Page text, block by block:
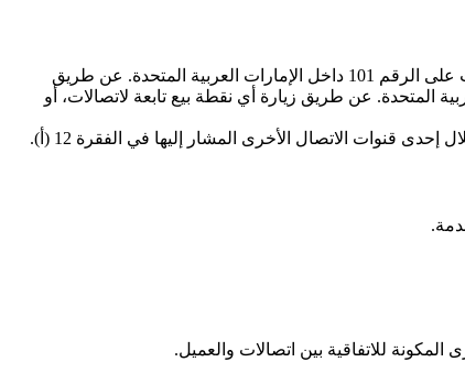
يجوز للعميل الاتصال بشركة اتصالات لمناقشة الخدمة، أو أي منتج أو خدمة أخرى تقدمها اتصالات، عن طريق الاتصال بمركز اتصال اتصالات على الرقم 101 داخل الإمارات العربية المتحدة. عن طريق
من خارج الإمارات العربية المتحدة. عن طريق زيارة أي نقطة بيع تابعة لاتصالات، أو
إحدى قنوات الاتصال الأخرى المشار إليها في الفقرة 12 (أ).
المكونة للاتفاقية بين اتصالات والعميل.